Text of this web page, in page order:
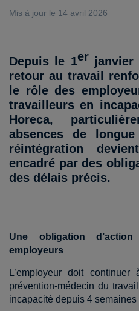
Mis à jour le 14 avril 2026
Depuis le 1er janvier
retour au travail
le rôle des
travailleurs en
Horeca,
absences de
réintégration
encadré par des
des délais précis.
Une obligation
employeurs
L’employeur doit
prévention-médecin du
incapacité depuis 4